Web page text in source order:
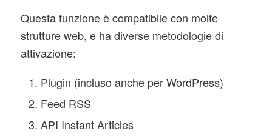
Questa funzione è compatibile con molte
strutture web, e ha diverse metodologie di
attivazione:
Plugin (incluso anche per WordPress)
Feed RSS
API Instant Articles